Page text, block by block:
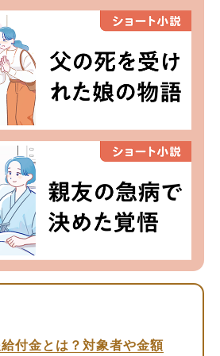
付金とは？対象者や金額